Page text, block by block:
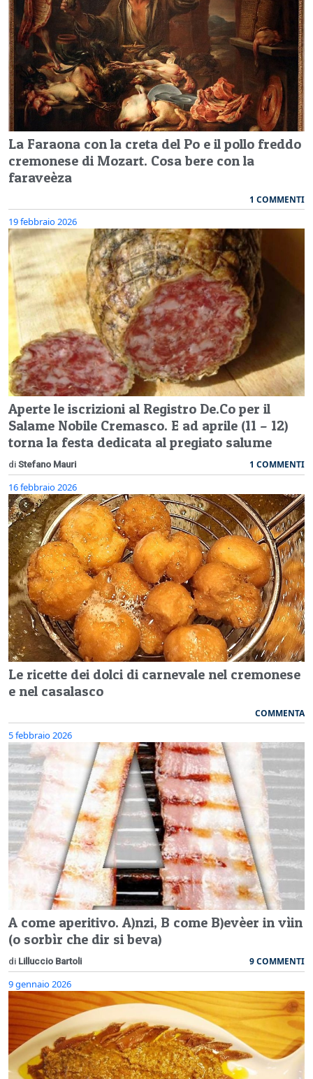
La Faraona con la creta del Po e il pollo freddo
cremonese di Mozart. Cosa bere con la
faraveèza
1 COMMENTI
19 febbraio 2026
Aperte le iscrizioni al Registro De.Co per il
Salame Nobile Cremasco. E ad aprile (11 – 12)
torna la festa dedicata al pregiato salume
di Stefano Mauri 1 COMMENTI
16 febbraio 2026
Le ricette dei dolci di carnevale nel cremonese
e nel casalasco
COMMENTA
5 febbraio 2026
A come aperitivo. A)nzi, B come B)evèer in vìin
(o sorbìr che dir si beva)
di Lilluccio Bartoli 9 COMMENTI
9 gennaio 2026